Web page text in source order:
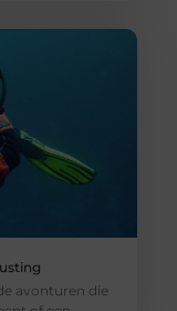
avonturen die